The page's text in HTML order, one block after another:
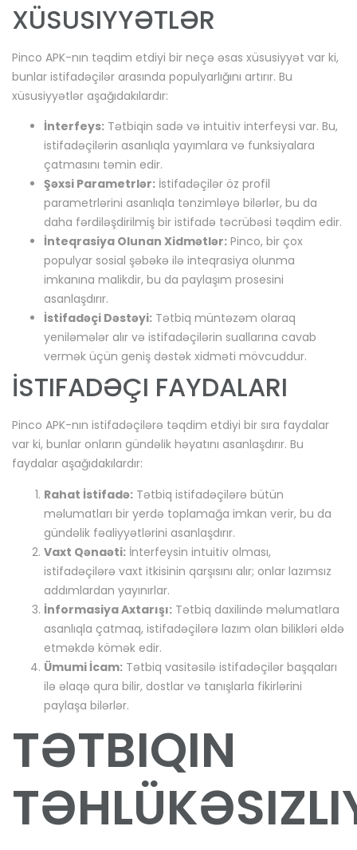
XÜSUSIYYƏTLƏR
Pinco APK-nın təqdim etdiyi bir neçə əsas xüsusiyyət var ki,
bunlar istifadəçilər arasında populyarlığını artırır. Bu
xüsusiyyətlər aşağıdakılardır:
İnterfeys: Tətbiqin sadə və intuitiv interfeysi var. Bu,
istifadəçilərin asanlıqla yayımlara və funksiyalara
çatmasını təmin edir.
Şəxsi Parametrlər: İstifadəçilər öz profil
parametrlərini asanlıqla tənzimləyə bilərlər, bu da
daha fərdiləşdirilmiş bir istifadə təcrübəsi təqdim edir.
İnteqrasiya Olunan Xidmətlər: Pinco, bir çox
populyar sosial şəbəkə ilə inteqrasiya olunma
imkanına malikdir, bu da paylaşım prosesini
asanlaşdırır.
İstifadəçi Dəstəyi: Tətbiq müntəzəm olaraq
yeniləmələr alır və istifadəçilərin suallarına cavab
vermək üçün geniş dəstək xidməti mövcuddur.
İSTIFADƏÇI FAYDALARI
Pinco APK-nın istifadəçilərə təqdim etdiyi bir sıra faydalar
var ki, bunlar onların gündəlik həyatını asanlaşdırır. Bu
faydalar aşağıdakılardır:
Rahat İstifadə: Tətbiq istifadəçilərə bütün
məlumatları bir yerdə toplamağa imkan verir, bu da
gündəlik fəaliyyətlərini asanlaşdırır.
Vaxt Qənaəti: İnterfeysin intuitiv olması,
istifadəçilərə vaxt itkisinin qarşısını alır; onlar lazımsız
addımlardan yayınırlar.
İnformasiya Axtarışı: Tətbiq daxilində məlumatlara
asanlıqla çatmaq, istifadəçilərə lazım olan bilikləri əldə
etməkdə kömək edir.
Ümumi İcam: Tətbiq vasitəsilə istifadəçilər başqaları
ilə əlaqə qura bilir, dostlar və tanışlarla fikirlərini
paylaşa bilərlər.
TƏTBIQIN